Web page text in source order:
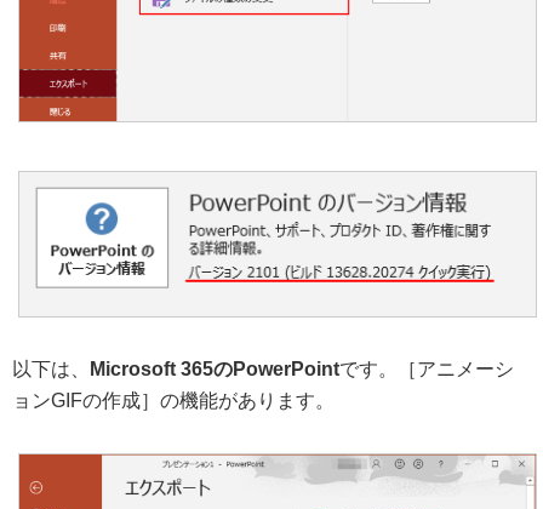
以下は、 Microsoft 365のPowerPointです。［アニメーシ
ョンGIFの作成］の機能があります。